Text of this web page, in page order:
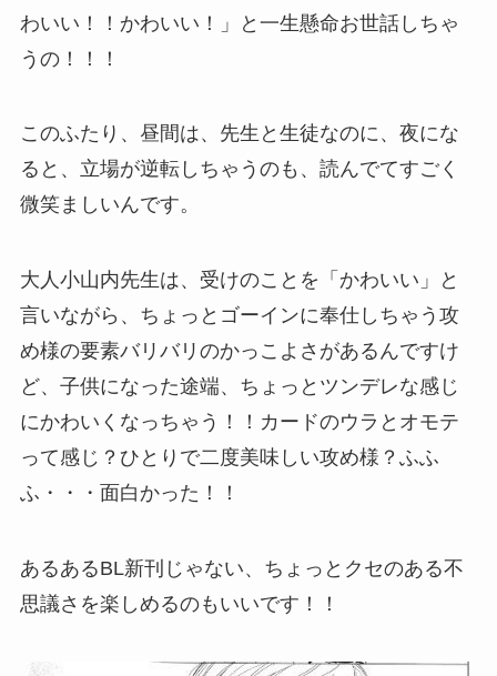
わいい！！かわいい！」と一生懸命お世話しちゃ
うの！！！
このふたり、昼間は、先生と生徒なのに、夜にな
ると、立場が逆転しちゃうのも、読んでてすごく
微笑ましいんです。
大人小山内先生は、受けのことを「かわいい」と
言いながら、ちょっとゴーインに奉仕しちゃう攻
め様の要素バリバリのかっこよさがあるんですけ
ど、子供になった途端、ちょっとツンデレな感じ
にかわいくなっちゃう！！ カードのウラとオモテ
って感じ？ひとりで二度美味しい攻め様？ふふ
ふ・・・面白かった！！
あるあるBL新刊じゃない、ちょっとクセのある不
思議さを楽しめるのもいいです！！